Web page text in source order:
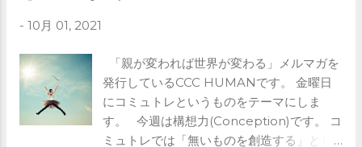
結果を共有します。 みんなで振り返ること
human.com/mail-magazine
- 10月 01, 2021
「親が変われば世界が変わる」メルマガを
発行しているCCC HUMANです。 金曜日
にコミュトレというものをテーマにしま
す。 今週は構想力(Conception)です。 コ
ミュトレでは「無いものを創造する」とし